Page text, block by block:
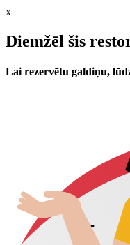
x
Diemžēl šis
Lai rezervētu galdiņu,